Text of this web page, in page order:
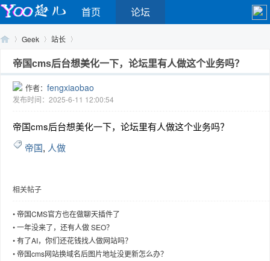
首页 论坛
Geek
›
站长
›
帝国cms后台想美化一下，论坛里有人做这个业务吗？
作者： fengxiaobao
发布时间：2025-6-11 12:00:54
帝国cms后台想美化一下，论坛里有人做这个业务吗？
帝国, 人做
相关帖子
• 帝国CMS官方也在做聊天插件了
•一年没来了，还有人做 SEO？
•有了AI，你们还花钱找人做网站吗？
• 帝国cms网站换域名后图片地址没更新怎么办？